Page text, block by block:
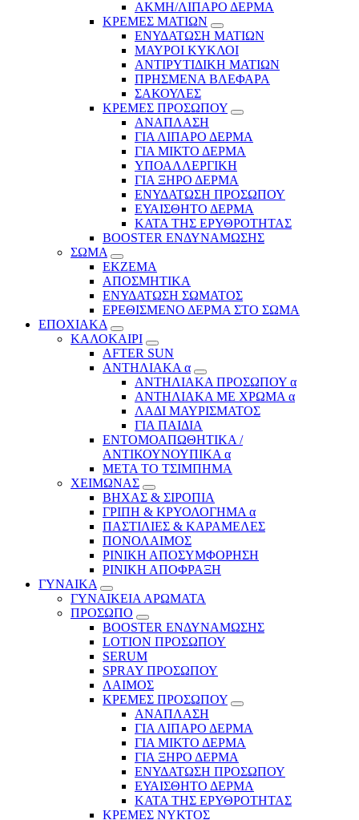
ΑΚΜΗ/ΛΙΠΑΡΟ ΔΕΡΜΑ
ΚΡΕΜΕΣ ΜΑΤΙΩΝ
ΕΝΥΔΑΤΩΣΗ ΜΑΤΙΩΝ
ΜΑΥΡΟΙ ΚΥΚΛΟΙ
ΑΝΤΙΡΥΤΙΔΙΚΗ ΜΑΤΙΩΝ
ΠΡΗΣΜΕΝΑ ΒΛΕΦΑΡΑ
ΣΑΚΟΥΛΕΣ
ΚΡΕΜΕΣ ΠΡΟΣΩΠΟΥ
ΑΝΑΠΛΑΣΗ
ΓΙΑ ΛΙΠΑΡΟ ΔΕΡΜΑ
ΓΙΑ ΜΙΚΤΟ ΔΕΡΜΑ
ΥΠΟΑΛΛΕΡΓΙΚΗ
ΓΙΑ ΞΗΡΟ ΔΕΡΜΑ
ΕΝΥΔΑΤΩΣΗ ΠΡΟΣΩΠΟΥ
ΕΥΑΙΣΘΗΤΟ ΔΕΡΜΑ
ΚΑΤΑ ΤΗΣ ΕΡΥΘΡΟΤΗΤΑΣ
BOOSTER ΕΝΔΥΝΑΜΩΣΗΣ
ΣΩΜΑ
ΕΚΖΕΜΑ
ΑΠΟΣΜΗΤΙΚΑ
ΕΝΥΔΑΤΩΣΗ ΣΩΜΑΤΟΣ
ΕΡΕΘΙΣΜΕΝΟ ΔΕΡΜΑ ΣΤΟ ΣΩΜΑ
ΕΠΟΧΙΑΚΑ
ΚΑΛΟΚΑΙΡΙ
AFTER SUN
ΑΝΤΗΛΙΑΚΑ α
ΑΝΤΗΛΙΑΚΑ ΠΡΟΣΩΠΟΥ α
ΑΝΤΗΛΙΑΚΑ ΜΕ ΧΡΩΜΑ α
ΛΑΔΙ ΜΑΥΡΙΣΜΑΤΟΣ
ΓΙΑ ΠΑΙΔΙΑ
ΕΝΤΟΜΟΑΠΩΘΗΤΙΚΑ /
ΑΝΤΙΚΟΥΝΟΥΠΙΚΑ α
ΜΕΤΑ ΤΟ ΤΣΙΜΠΗΜΑ
ΧΕΙΜΩΝΑΣ
ΒΗΧΑΣ & ΣΙΡΟΠΙΑ
ΓΡΙΠΗ & ΚΡΥΟΛΟΓΗΜΑ α
ΠΑΣΤΙΛΙΕΣ & ΚΑΡΑΜΕΛΕΣ
ΠΟΝΟΛΑΙΜΟΣ
ΡΙΝΙΚΗ ΑΠΟΣΥΜΦΟΡΗΣΗ
ΡΙΝΙΚΗ ΑΠΟΦΡΑΞΗ
ΓΥΝΑΙΚΑ
ΓΥΝΑΙΚΕΙΑ ΑΡΩΜΑΤΑ
ΠΡΟΣΩΠΟ
BOOSTER ΕΝΔΥΝΑΜΩΣΗΣ
LOTION ΠΡΟΣΩΠΟΥ
SERUM
SPRAY ΠΡΟΣΩΠΟΥ
ΛΑΙΜΟΣ
ΚΡΕΜΕΣ ΠΡΟΣΩΠΟΥ
ΑΝΑΠΛΑΣΗ
ΓΙΑ ΛΙΠΑΡΟ ΔΕΡΜΑ
ΓΙΑ ΜΙΚΤΟ ΔΕΡΜΑ
ΓΙΑ ΞΗΡΟ ΔΕΡΜΑ
ΕΝΥΔΑΤΩΣΗ ΠΡΟΣΩΠΟΥ
ΕΥΑΙΣΘΗΤΟ ΔΕΡΜΑ
ΚΑΤΑ ΤΗΣ ΕΡΥΘΡΟΤΗΤΑΣ
ΚΡΕΜΕΣ ΝΥΚΤΟΣ